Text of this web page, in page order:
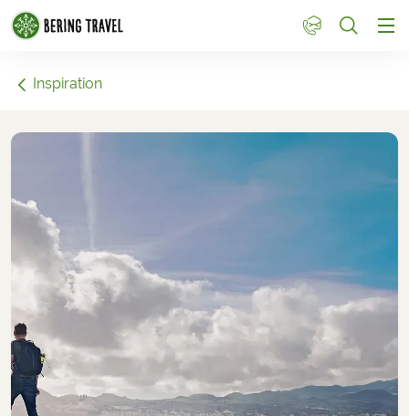
1
Inspiration